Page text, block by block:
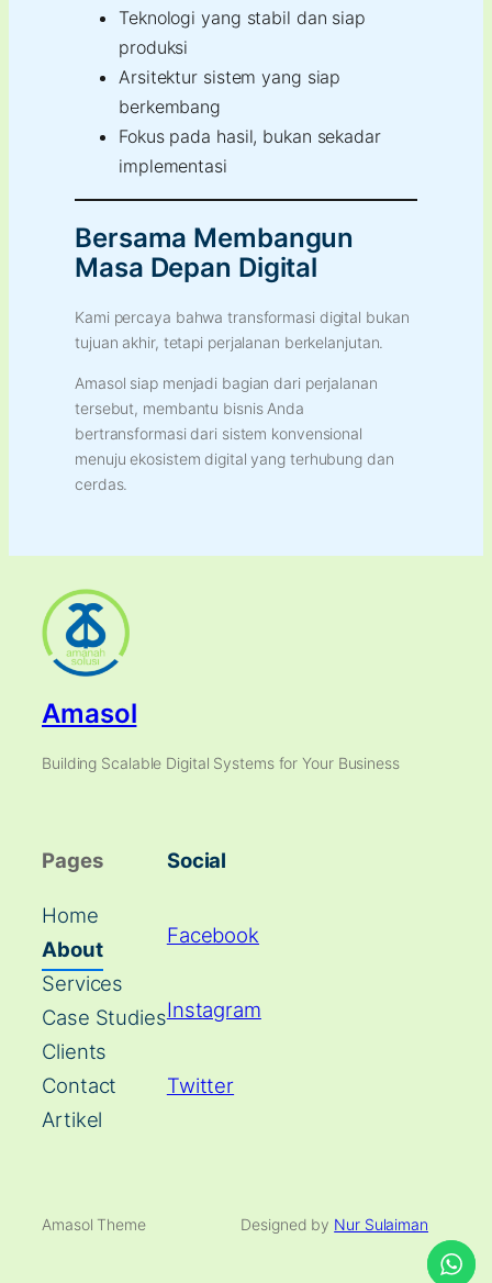
Teknologi yang stabil dan siap
produksi
Arsitektur sistem yang siap
berkembang
Fokus pada hasil, bukan sekadar
implementasi
Bersama Membangun
Masa Depan Digital
Kami percaya bahwa transformasi digital bukan
tujuan akhir, tetapi perjalanan berkelanjutan.
Amasol siap menjadi bagian dari perjalanan
tersebut, membantu bisnis Anda
bertransformasi dari sistem konvensional
menuju ekosistem digital yang terhubung dan
cerdas.
Amasol
Building Scalable Digital Systems for Your Business
Pages
Home
About
Services
Case Studies
Clients
Contact
Artikel
Social
Facebook
Instagram
Twitter
Amasol Theme Designed by Nur Sulaiman